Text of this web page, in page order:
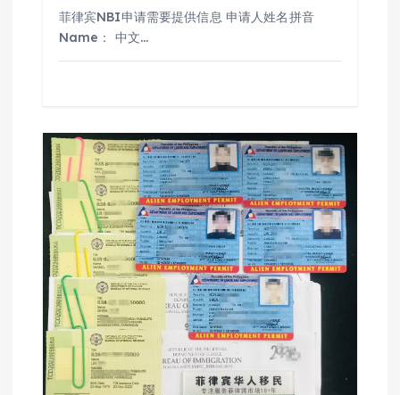
菲律宾NBI申请需要提供信息 申请人姓名拼音
Name： 中文…